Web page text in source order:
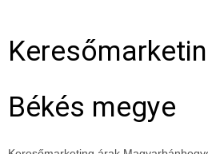
Békés megye